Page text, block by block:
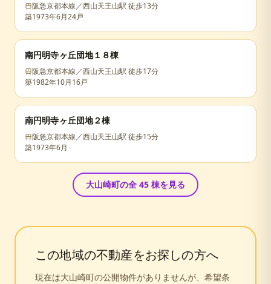
阪急京都本線／西山天王山駅 徒歩13分
築1973年6月24戸
南円明寺ヶ丘団地１８棟
阪急京都本線／西山天王山駅 徒歩17分
築1982年10月16戸
南円明寺ヶ丘団地２棟
阪急京都本線／西山天王山駅 徒歩15分
築1973年6月
大山崎町の全 45 棟を見る
この地域の不動産をお探しの方へ
現在は大山崎町の公開物件がありませんが、希望条